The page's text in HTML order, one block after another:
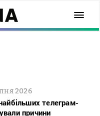
2026
телеграм-
причини